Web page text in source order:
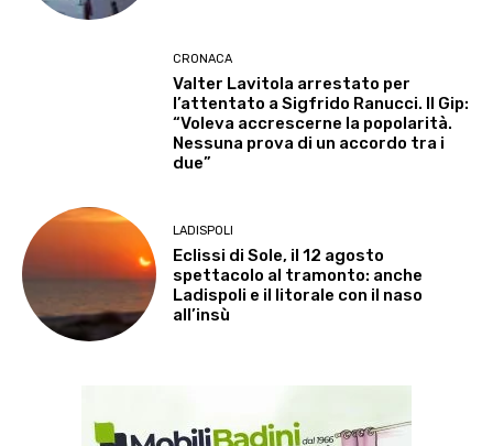
CRONACA
Valter Lavitola arrestato per
l’attentato a Sigfrido Ranucci. Il Gip:
“Voleva accrescerne la popolarità.
Nessuna prova di un accordo tra i
due”
LADISPOLI
Eclissi di Sole, il 12 agosto
spettacolo al tramonto: anche
Ladispoli e il litorale con il naso
all’insù